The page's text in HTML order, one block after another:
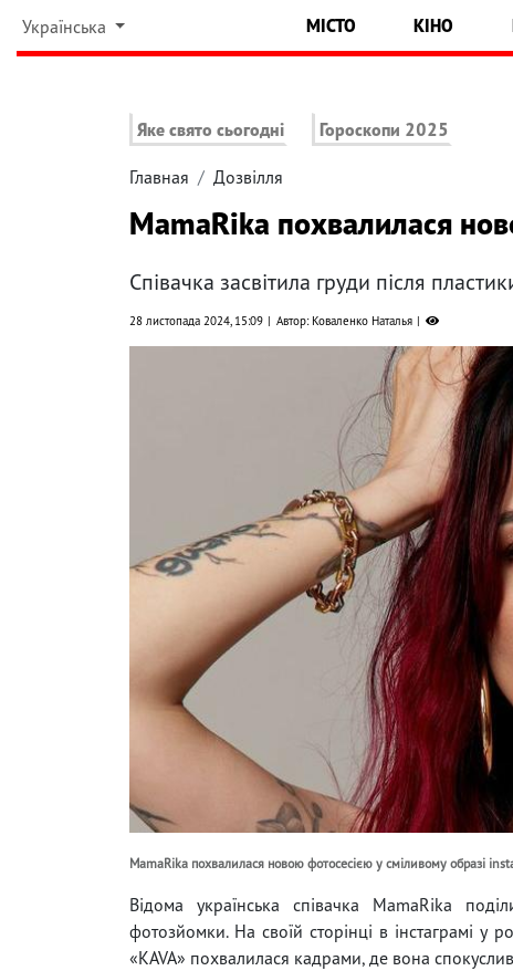
Українська МІСТО КІНО
Яке свято сьогодні Гороскопи 2025
Главная Дозвілля
MamaRika похвалилася
Співачка засвітила груди після
28 листопада 2024, 15:09 Автор: Коваленко Наталья
MamaRika похвалилася новою фотосесією у сміливому образі
Відома українська співачка MamaRika
фотозйомки. На своїй сторінці в інстаграмі у
«KAVA» похвалилася кадрами, де вона